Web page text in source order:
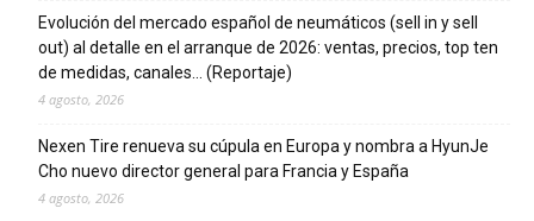
Evolución del mercado español de neumáticos (sell in y sell
out) al detalle en el arranque de 2026: ventas, precios, top ten
de medidas, canales… (Reportaje)
4 agosto, 2026
Nexen Tire renueva su cúpula en Europa y nombra a HyunJe
Cho nuevo director general para Francia y España
4 agosto, 2026